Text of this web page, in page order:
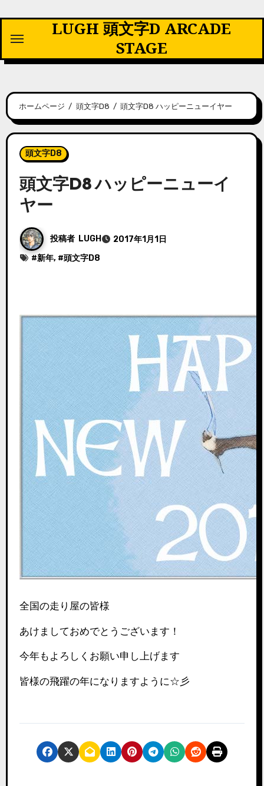
ス
LUGH 頭文字D ARCADE
STAGE
ホームページ 頭文字D8 頭文字D8 ハッピーニューイヤー
頭文字D8
頭文字D8 ハッピーニューイ
ヤー
投稿者 LUGH
2017年1月1日
#新年, #頭文字D8
全国の走り屋の皆様
あけましておめでとうございます！
今年もよろしくお願い申し上げます
皆様の飛躍の年になりますように☆彡